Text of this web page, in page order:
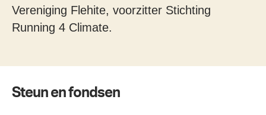
Vereniging Flehite, voorzitter Stichting
Running 4 Climate.
Steun en fondsen